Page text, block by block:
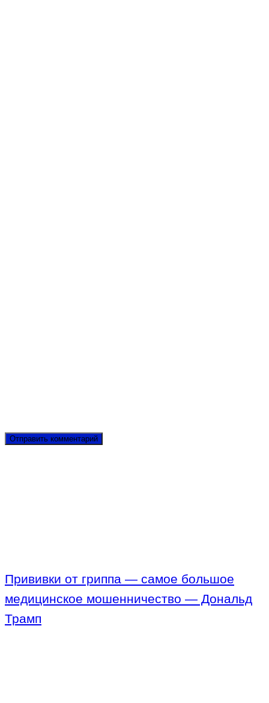
Прививки от гриппа — самое большое
медицинское мошенничество — Дональд
Трамп